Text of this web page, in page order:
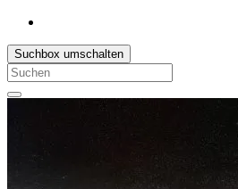
Suchbox umschalten
Search
for: